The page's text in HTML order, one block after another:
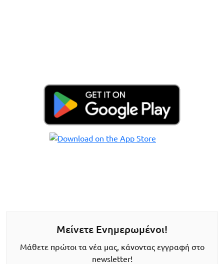
Μείνετε Ενημερωμένοι!
Μάθετε πρώτοι τα νέα μας, κάνοντας εγγραφή στο
newsletter!